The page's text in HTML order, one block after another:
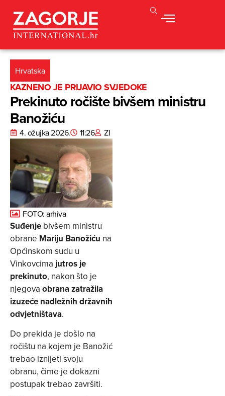
Hrvatska
KAZNENO JE PRIJAVIO SVJEDOKE
Prekinuto ročište bivšem ministru
Banožiću
4. ožujka 2026. 11:26 ZI
FOTO: arhiva
Suđenje bivšem ministru
obrane Mariju Banožiću na
Općinskom sudu u
Vinkovcima jutros je
prekinuto, nakon što je
njegova obrana zatražila
izuzeće nadležnih državnih
odvjetništava.
Do prekida je došlo na
ročištu na kojem je Banožić
trebao iznijeti svoju
obranu, čime je dokazni
postupak trebao završiti.